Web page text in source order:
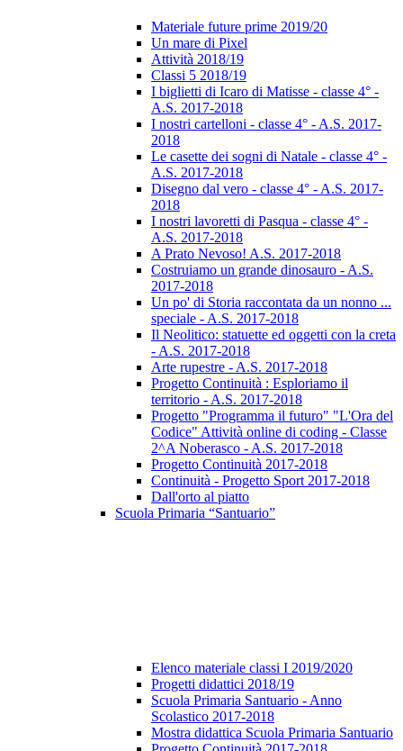
Materiale future prime 2019/20
Un mare di Pixel
Attività 2018/19
Classi 5 2018/19
I biglietti di Icaro di Matisse - classe 4° -
A.S. 2017-2018
I nostri cartelloni - classe 4° - A.S. 2017-
2018
Le casette dei sogni di Natale - classe 4° -
A.S. 2017-2018
Disegno dal vero - classe 4° - A.S. 2017-
2018
I nostri lavoretti di Pasqua - classe 4° -
A.S. 2017-2018
A Prato Nevoso! A.S. 2017-2018
Costruiamo un grande dinosauro - A.S.
2017-2018
Un po' di Storia raccontata da un nonno ...
speciale - A.S. 2017-2018
Il Neolitico: statuette ed oggetti con la creta
- A.S. 2017-2018
Arte rupestre - A.S. 2017-2018
Progetto Continuità : Esploriamo il
territorio - A.S. 2017-2018
Progetto "Programma il futuro" "L'Ora del
Codice" Attività online di coding - Classe
2^A Noberasco - A.S. 2017-2018
Progetto Continuità 2017-2018
Continuità - Progetto Sport 2017-2018
Dall'orto al piatto
Scuola Primaria “Santuario”
Elenco materiale classi I 2019/2020
Progetti didattici 2018/19
Scuola Primaria Santuario - Anno
Scolastico 2017-2018
Mostra didattica Scuola Primaria Santuario